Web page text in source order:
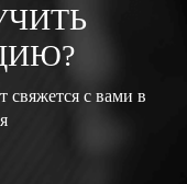
свяжется с вами в